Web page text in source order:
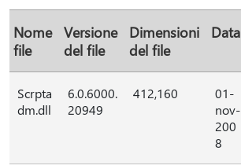
Nome
file
Versione
del file
Dimensioni
del file
Data
Scrpta
dm.dll
6.0.6000.
20949
412,160
01-
nov-
200
8